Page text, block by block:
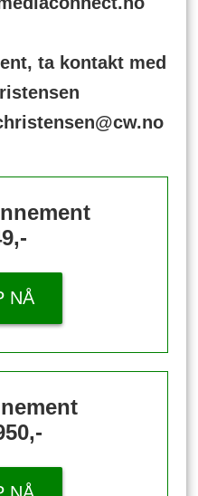
ta kontakt med
NÅ